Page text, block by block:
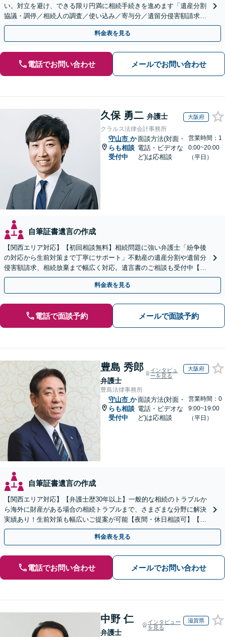
い。対立を避け、できる限り円満に相続手続きを進めます「遺産分割
協議・調停／相続人の調査／使い込み／寄与分／遺留分侵害額請求／
相続放棄（借金の相続）／遺言書作成【休日・夜間相談可】
料金表を見る
電話でお問い合わせ メールでお問い合わせ
久保 勇二 弁護士 大阪府
クラルス法律会計事務所
守山市 か
らも相談
受付中
面談方法(対面・
電話・ビデオな
ど)は応相談
営業時間：1
0:00~20:00
（平日）
自筆証書遺言の作成
【関西エリア対応】【初回相談無料】相続問題に強い弁護士「紛争後
の対応から生前対策まで丁寧にサポート」不動産の遺産分割や遺留分
侵害額請求、相続放棄まで幅広く対応。遺言書のご相談も受付中【夜
間・休日面談可】【WEB面談】【完全個室】
料金表を見る
電話で面談予約 メールで面談予約
豊島 秀郎
弁護士
インタビュ
ーを見る
大阪府
豊島法律事務所
守山市 か
らも相談
受付中
面談方法(対面・
電話・ビデオな
ど)は応相談
営業時間：0
9:00~19:00
（平日）
自筆証書遺言の作成
【関西エリア対応】【弁護士歴30年以上】一般的な相続のトラブルか
ら海外に財産がある場合の相続トラブルまで、さまざまな分野に解決
実績あり！生前対策も幅広いご提案が可能【夜間・休日相談可】【完
全個室】
料金表を見る
電話でお問い合わせ メールでお問い合わせ
中野 仁
弁護士
インタビュー
を見る
滋賀県